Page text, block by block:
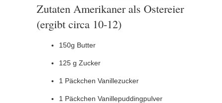
Zutaten Amerikaner als Ostereier
(ergibt circa 10-12)
150g Butter
125 g Zucker
1 Päckchen Vanillezucker
1 Päckchen Vanillepuddingpulver